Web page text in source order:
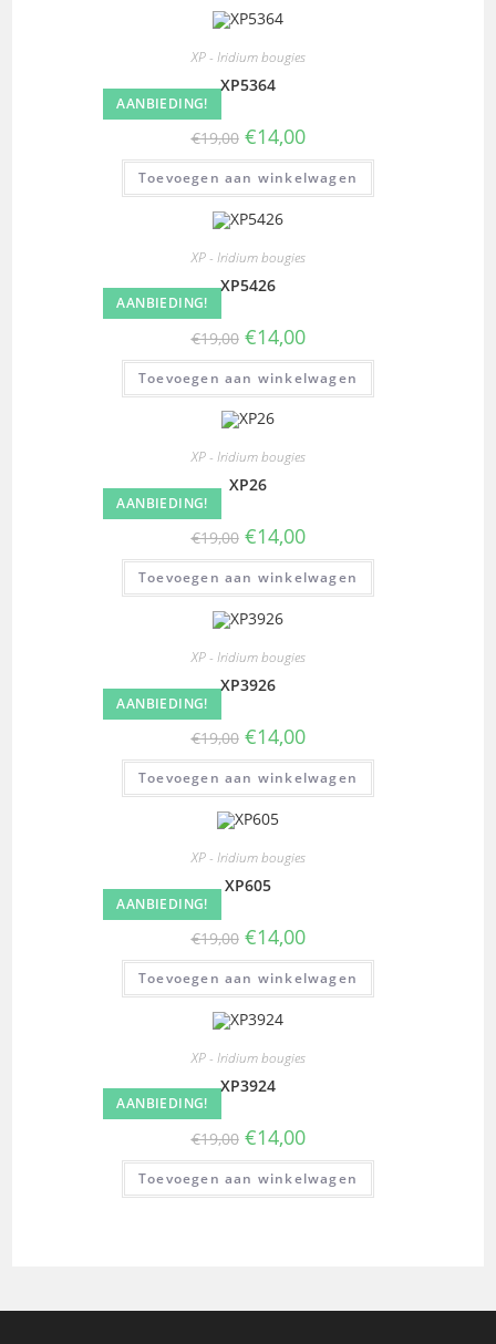
AANBIEDING!
XP - Iridium bougies
XP5364
€19,00 €14,00
Toevoegen aan winkelwagen
AANBIEDING!
XP - Iridium bougies
XP5426
€19,00 €14,00
Toevoegen aan winkelwagen
AANBIEDING!
XP - Iridium bougies
XP26
€19,00 €14,00
Toevoegen aan winkelwagen
AANBIEDING!
XP - Iridium bougies
XP3926
€19,00 €14,00
Toevoegen aan winkelwagen
AANBIEDING!
XP - Iridium bougies
XP605
€19,00 €14,00
Toevoegen aan winkelwagen
AANBIEDING!
XP - Iridium bougies
XP3924
€19,00 €14,00
Toevoegen aan winkelwagen